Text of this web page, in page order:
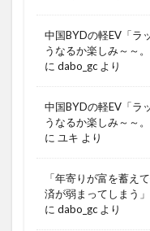
中国BYDの軽EV「ラ
うなるか楽しみ～～。
に dabo_gc より
中国BYDの軽EV「ラ
うなるか楽しみ～～。
に ユキ より
「年寄りが富を蓄え
済が弱まってしまう
に dabo_gc より